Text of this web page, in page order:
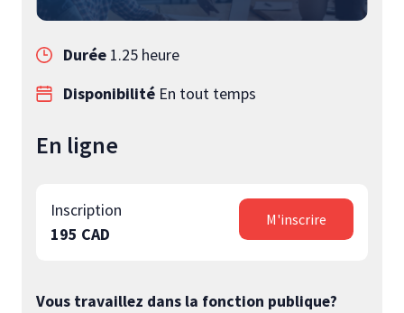
Durée 1.25 heure
Disponibilité En tout temps
En ligne
Inscription
195 CAD
M'inscrire
Vous travaillez dans la fonction publique?